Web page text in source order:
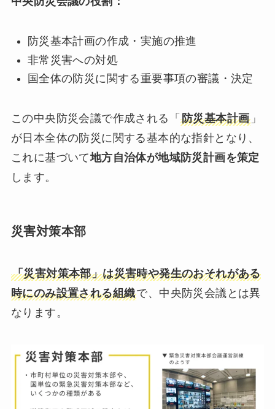
防災基本計画の作成・実施の推進
非常災害への対処
国全体の防災に関する重要事項の審議・決定
この中央防災会議で作成される「 防災基本計画 」
が日本全体の防災に関する基本的な指針となり、
これに基づいて地方自治体が地域防災計画を策定
します。
災害対策本部
「災害対策本部」は災害時や発生のおそれがある
時にのみ設置される組織で、中央防災会議とは異
なります。